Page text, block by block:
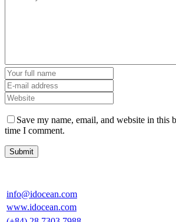
Save my name, email, and website in this
time I comment.
info@idocean.com
www.idocean.com